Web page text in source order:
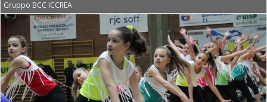
Gruppo BCC ICCREA